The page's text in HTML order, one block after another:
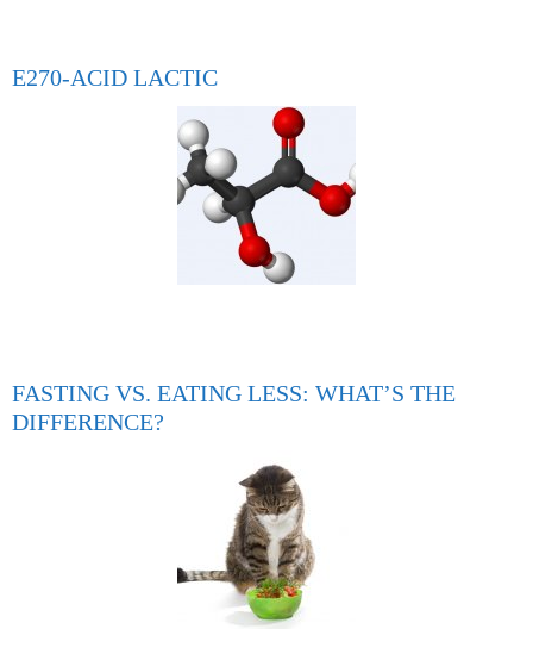
E270-ACID LACTIC
FASTING VS. EATING LESS: WHAT’S THE
DIFFERENCE?